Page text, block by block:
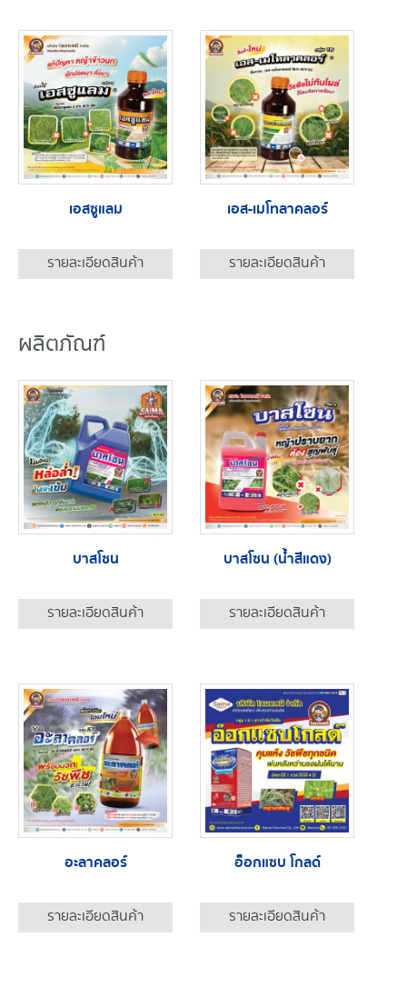
เอสซูแลม
รายละเอียดสินค้า
เอส-เมโทลาคลอร์
รายละเอียดสินค้า
ผลิตภัณฑ์
บาสโซน
รายละเอียดสินค้า
บาสโซน (น้ำสีแดง)
รายละเอียดสินค้า
อะลาคลอร์
รายละเอียดสินค้า
อ็อกแซบ โกลด์
รายละเอียดสินค้า